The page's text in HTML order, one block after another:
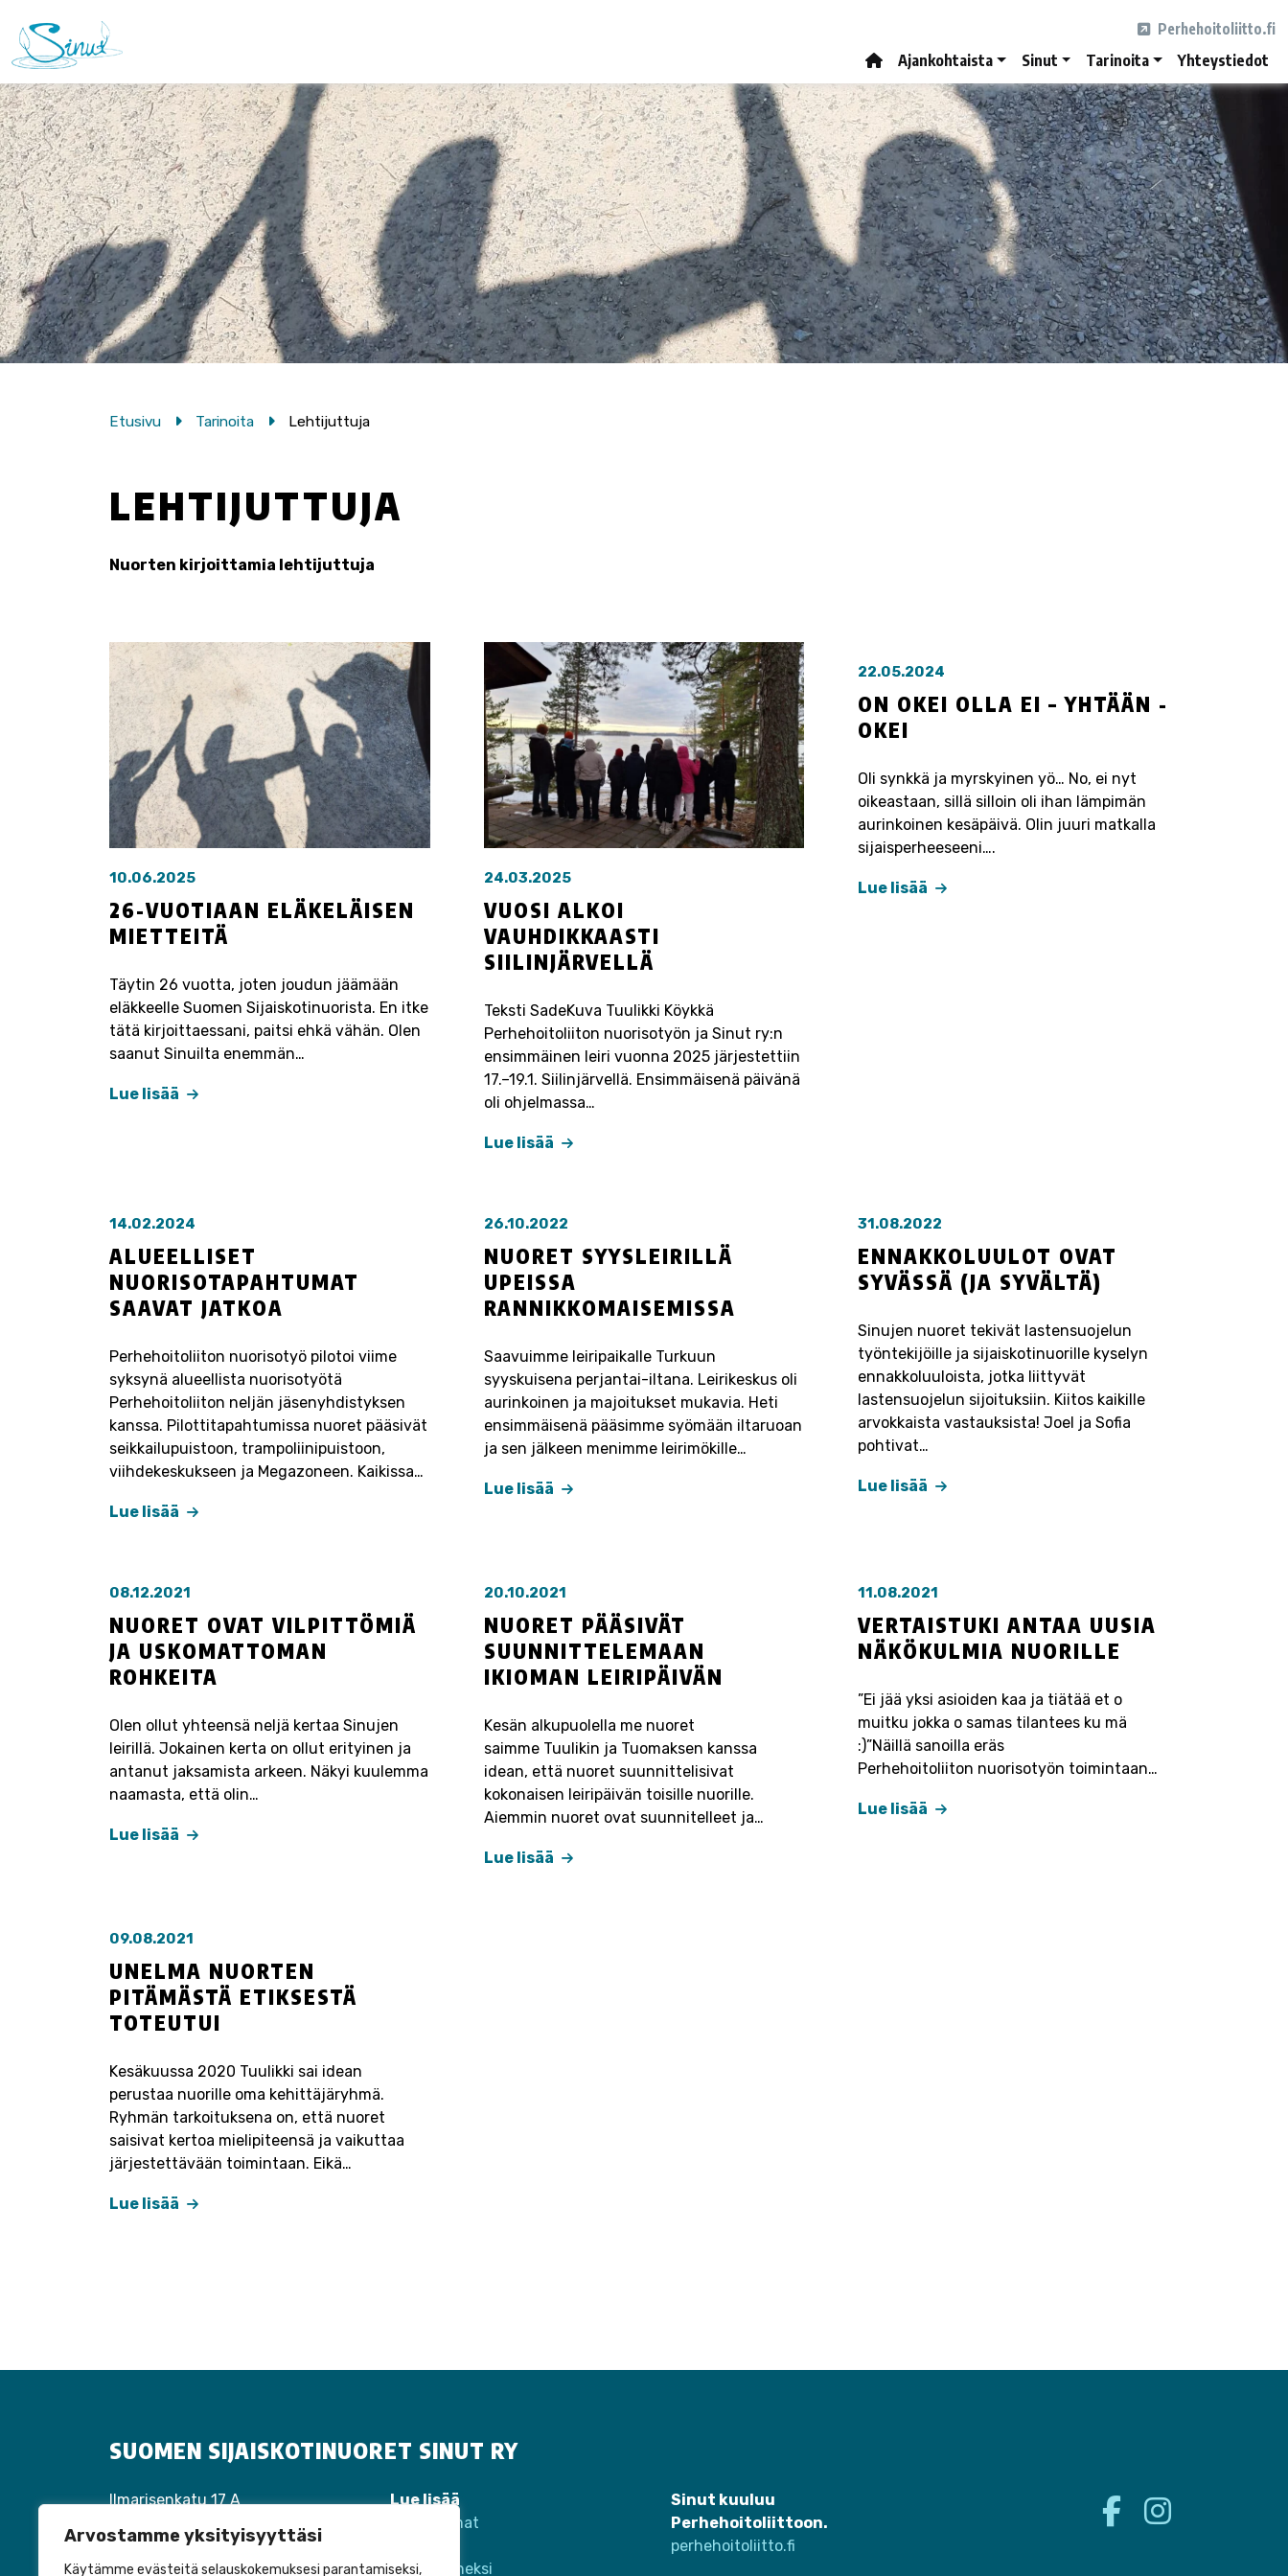
Arvostamme yksityisyyttäsi
Käytämme evästeitä selauskokemuksesi parantamiseksi,
Perhehoitoliitto.fi
Ajankohtaista Sinut Tarinoita Yhteystiedot
Etusivu Tarinoita Lehtijuttuja
LEHTIJUTTUJA
Nuorten kirjoittamia lehtijuttuja
10.06.2025
26-VUOTIAAN ELÄKELÄISEN
MIETTEITÄ
Täytin 26 vuotta, joten joudun jäämään
eläkkeelle Suomen Sijaiskotinuorista. En itke
tätä kirjoittaessani, paitsi ehkä vähän. Olen
saanut Sinuilta enemmän…
Lue lisää
24.03.2025
VUOSI ALKOI
VAUHDIKKAASTI
SIILINJÄRVELLÄ
Teksti SadeKuva Tuulikki Köykkä
Perhehoitoliiton nuorisotyön ja Sinut ry:n
ensimmäinen leiri vuonna 2025 järjestettiin
17.–19.1. Siilinjärvellä. Ensimmäisenä päivänä
oli ohjelmassa…
Lue lisää
22.05.2024
ON OKEI OLLA EI – YHTÄÄN -
OKEI
Oli synkkä ja myrskyinen yö… No, ei nyt
oikeastaan, sillä silloin oli ihan lämpimän
aurinkoinen kesäpäivä. Olin juuri matkalla
sijaisperheeseeni….
Lue lisää
14.02.2024
ALUEELLISET
NUORISOTAPAHTUMAT
SAAVAT JATKOA
Perhehoitoliiton nuorisotyö pilotoi viime
syksynä alueellista nuorisotyötä
Perhehoitoliiton neljän jäsenyhdistyksen
kanssa. Pilottitapahtumissa nuoret pääsivät
seikkailupuistoon, trampoliinipuistoon,
viihdekeskukseen ja Megazoneen. Kaikissa…
Lue lisää
26.10.2022
NUORET SYYSLEIRILLÄ
UPEISSA
RANNIKKOMAISEMISSA
Saavuimme leiripaikalle Turkuun
syyskuisena perjantai-iltana. Leirikeskus oli
aurinkoinen ja majoitukset mukavia. Heti
ensimmäisenä pääsimme syömään iltaruoan
ja sen jälkeen menimme leirimökille…
Lue lisää
31.08.2022
ENNAKKOLUULOT OVAT
SYVÄSSÄ (JA SYVÄLTÄ)
Sinujen nuoret tekivät lastensuojelun
työntekijöille ja sijaiskotinuorille kyselyn
ennakkoluuloista, jotka liittyvät
lastensuojelun sijoituksiin. Kiitos kaikille
arvokkaista vastauksista! Joel ja Sofia
pohtivat…
Lue lisää
08.12.2021
NUORET OVAT VILPITTÖMIÄ
JA USKOMATTOMAN
ROHKEITA
Olen ollut yhteensä neljä kertaa Sinujen
leirillä. Jokainen kerta on ollut erityinen ja
antanut jaksamista arkeen. Näkyi kuulemma
naamasta, että olin…
Lue lisää
20.10.2021
NUORET PÄÄSIVÄT
SUUNNITTELEMAAN
IKIOMAN LEIRIPÄIVÄN
Kesän alkupuolella me nuoret
saimme Tuulikin ja Tuomaksen kanssa
idean, että nuoret suunnittelisivat
kokonaisen leiripäivän toisille nuorille.
Aiemmin nuoret ovat suunnitelleet ja…
Lue lisää
11.08.2021
VERTAISTUKI ANTAA UUSIA
NÄKÖKULMIA NUORILLE
”Ei jää yksi asioiden kaa ja tiätää et o
muitku jokka o samas tilantees ku mä
:)”Näillä sanoilla eräs
Perhehoitoliiton nuorisotyön toimintaan…
Lue lisää
09.08.2021
UNELMA NUORTEN
PITÄMÄSTÄ ETIKSESTÄ
TOTEUTUI
Kesäkuussa 2020 Tuulikki sai idean
perustaa nuorille oma kehittäjäryhmä.
Ryhmän tarkoituksena on, että nuoret
saisivat kertoa mielipiteensä ja vaikuttaa
järjestettävään toimintaan. Eikä…
Lue lisää
SUOMEN SIJAISKOTINUORET SINUT RY
Ilmarisenkatu 17 A
Puh:040 310 1447
laura.tiippana@perhehoitoliitto.fi
Lue lisää
Tapahtumat
Liity jäseneksi
Sinut kuuluu
Perhehoitoliittoon.
perhehoitoliitto.fi